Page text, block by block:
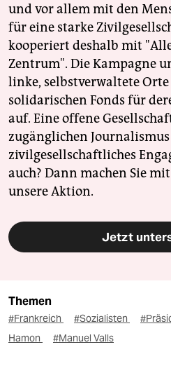
und vor allem mit den
für eine starke
kooperiert deshalb mit
Zentrum". Die Kampagne
linke, selbstverwaltete
solidarischen Fonds für
auf. Eine offene
zugänglichen
zivilgesellschaftliches
auch? Dann machen Sie
unsere Aktion.
Jetzt
Themen
#Frankreich #Sozialisten
Hamon
#Manuel Valls